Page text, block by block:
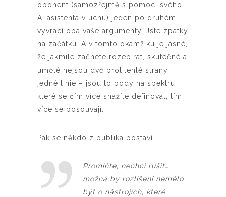
oponent (samozřejmě s pomocí svého
AI asistenta v uchu) jeden po druhém
vyvrací oba vaše argumenty. Jste zpátky
na začátku. A v tomto okamžiku je jasné,
že jakmile začnete rozebírat, skutečné a
umělé nejsou dvě protilehlé strany
jedné linie – jsou to body na spektru,
které se čím více snažíte definovat, tím
více se posouvají.
Pak se někdo z publika postaví.
Promiňte, nechci rušit…
možná by rozlišení nemělo
být o nástrojích, které